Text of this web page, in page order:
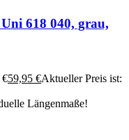
618 040, grau,
€59,95 €Aktueller Preis ist:
Längenmaße!